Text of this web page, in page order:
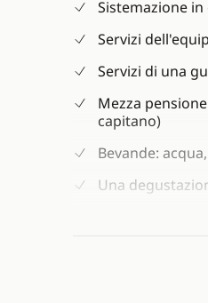
Sistemazione
Servizi
Servizi di una
Mezza
capitano)
Bevande:
Una